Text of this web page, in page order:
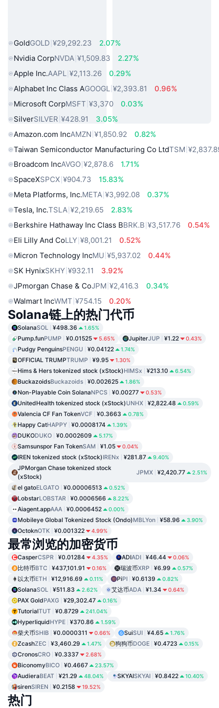
GoldGOLD ¥29,292.23
2.07%
Nvidia CorpNVDA ¥1,509.83
2.27%
Apple Inc.AAPL ¥2,113.26
0.29%
Alphabet Inc Class AGOOGL ¥2,393.81
0.96%
Microsoft CorpMSFT ¥3,370
0.03%
SilverSILVER ¥428.91
3.05%
Amazon.com IncAMZN ¥1,850.92
0.82%
Taiwan Semiconductor Manufacturing Co LtdTSM
Broadcom IncAVGO ¥2,878.6
1.71%
SpaceXSPCX ¥904.73
15.83%
Meta Platforms, Inc.META ¥3,992.08
0.37%
Tesla, Inc.TSLA ¥2,219.65
2.83%
Berkshire Hathaway Inc Class BBRK.B ¥3,517.76
0.54%
Eli Lilly And CoLLY ¥8,001.21
0.52%
Micron Technology IncMU ¥5,937.02
0.44%
SK HynixSKHY ¥932.11
3.92%
JPmorgan Chase & CoJPM ¥2,416.3
0.34%
Walmart IncWMT ¥754.15 0.20%
Solana链上的热门代币
SolanaSOL ¥498.36 1.65%
Pump.funPUMP ¥0.01525 5.65% JupiterJUP ¥1.22 0.43%
Pudgy PenguinsPENGU ¥0.04122 1.74%
OFFICIAL TRUMPTRUMP ¥9.95 1.30%
Hims & Hers tokenized stock (xStock)HIMSx ¥213.10 6.54%
BuckazoidsBuckazoids ¥0.002625 1.86%
Non-Playable Coin SolanaNPCS ¥0.00277 0.53%
UnitedHealth tokenized stock (xStock)UNHX ¥2,822.48 0.59%
Valencia CF Fan TokenVCF ¥0.3663 0.78%
Happy CatHAPPY ¥0.0008174 1.39%
DUKODUKO ¥0.0002609 5.17%
Samsunspor Fan TokenSAM ¥1.05 0.04%
IREN tokenized stock (xStock)IRENx ¥281.87 9.40%
JPMorgan Chase tokenized stock
(xStock)
JPMX ¥2,420.77 2.51%
el gatoELGATO ¥0.00006513 0.52%
LobstarLOBSTAR ¥0.0006566 8.22%
Aiagent.appAAA ¥0.0006452 0.00%
Mobileye Global Tokenized Stock (Ondo)MBLYon ¥58.96 3.90%
OctoknOTK ¥0.001322 4.99%
最常浏览的加密货币
CasperCSPR ¥0.01284 4.35% ADIADI ¥46.44 0.06%
比特币BTC ¥437,101.91 0.16% 瑞波币XRP ¥6.99 0.57%
以太币ETH ¥12,916.69 0.11% PiPI ¥0.6139 0.82%
SolanaSOL ¥511.83 2.62% 艾达币ADA ¥1.34 0.64%
PAX GoldPAXG ¥29,302.47 0.16%
TutorialTUT ¥0.8729 241.04%
HyperliquidHYPE ¥370.86 1.59%
柴犬币SHIB ¥0.0000311 0.66% SuiSUI ¥4.65 1.76%
ZcashZEC ¥3,460.29 1.47% 狗狗币DOGE ¥0.4723 0.15%
CronosCRO ¥0.3337 2.68%
BiconomyBICO ¥0.4667 23.57%
AudieraBEAT ¥21.29 48.04% SKYAISKYAI ¥0.8422 10.40%
sirenSIREN ¥0.2158 19.52%
热门